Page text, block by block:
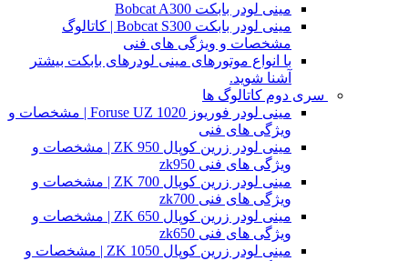
مینی لودر بابکت Bobcat A300
مینی لودر بابکت Bobcat S300 | کاتالوگ
مشخصات و ویژگی های فنی
با انواع موتورهای مینی لودرهای بابکت بیشتر
آشنا شوید.
سری دوم کاتالوگ ها
مینی لودر فوریوز Foruse UZ 1020 | مشخصات و
ویژگی های فنی
مینی لودر زرین کوپال ZK 950 | مشخصات و
ویژگی های فنی zk950
مینی لودر زرین کوپال ZK 700 | مشخصات و
ویژگی های فنی zk700
مینی لودر زرین کوپال ZK 650 | مشخصات و
ویژگی های فنی zk650
مینی لودر زرین کوپال ZK 1050 | مشخصات و